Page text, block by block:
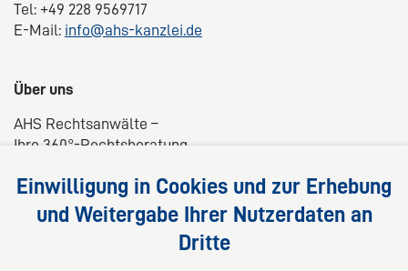
Tel: +49 228 9569717
E-Mail: info@ahs-kanzlei.de
Über uns
AHS Rechtsanwälte –
Ihre 360°-Rechtsberatung
praxisnahe Lösungen für Ihre Rechtsfragen.
Einwilligung in Cookies und zur Erhebung
und Weitergabe Ihrer Nutzerdaten an
Dritte